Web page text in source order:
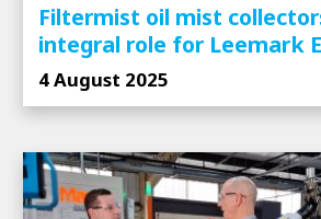
Filtermist oil mist
integral role for Leemark
4 August 2025